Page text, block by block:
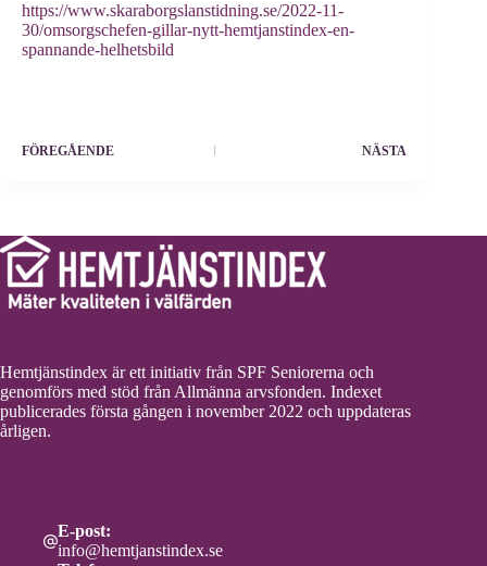
https://www.skaraborgslanstidning.se/2022-11-
30/omsorgschefen-gillar-nytt-hemtjanstindex-en-
spannande-helhetsbild
FÖREGÅENDE NÄSTA
Hemtjänstindex är ett initiativ från SPF Seniorerna och
genomförs med stöd från Allmänna arvsfonden. Indexet
publicerades första gången i november 2022 och uppdateras
årligen.
E-post:
info@hemtjanstindex.se